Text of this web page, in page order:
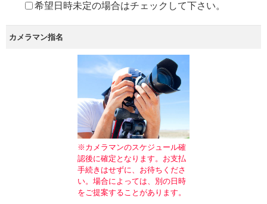
希望日時未定の場合はチェックして下さい。
カメラマン指名
※カメラマンのスケジュール確
認後に確定となります。お支払
手続きはせずに、お待ちくださ
い。場合によっては、別の日時
をご提案することがあります。